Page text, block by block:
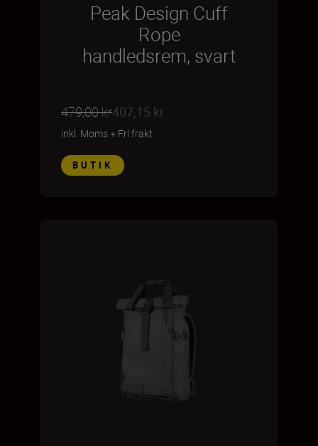
Peak Design Cuff
Rope
handledsrem, svart
479,00 kr407,15 kr
inkl. Moms+ Fri frakt
BUTIK